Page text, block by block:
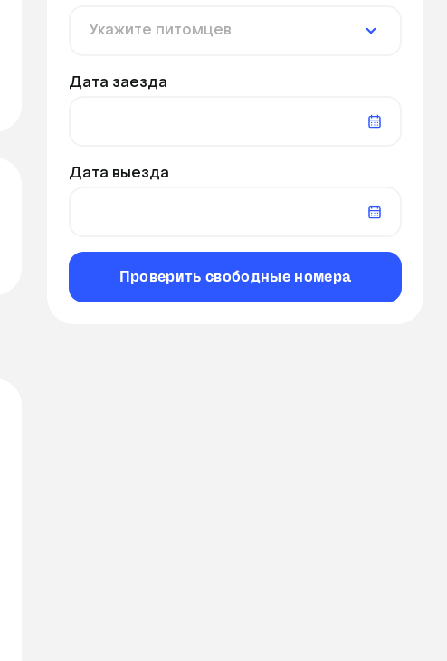
Дата заезда
Дата выезда
Проверитьсвободные номера